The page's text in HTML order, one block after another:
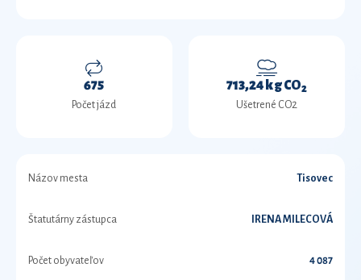
675
Počet jázd
713,24 kg CO2
Ušetrené CO2
Názov mesta Tisovec
Štatutárny zástupca IRENA MILECOVÁ
Počet obyvateľov 4 087